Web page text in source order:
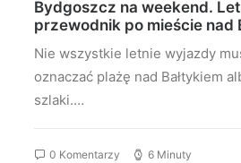
Bydgoszcz na weekend.
przewodnik po mieście nad
Nie wszystkie letnie wyjazdy
oznaczać plażę nad Bałtykiem
szlaki.…
0 Komentarzy 6 Minuty